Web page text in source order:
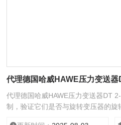
代理德国哈威HAWE压力变送器
代理德国哈威HAWE压力变送器DT
制，验证它们是否与旋转变压器的旋